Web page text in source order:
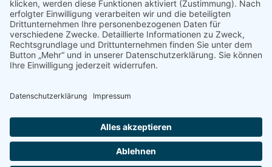
Kontakt FAQ
Connect social
Datenschutz Impressum AGB Händler
AGB Verbraucher
Über uns